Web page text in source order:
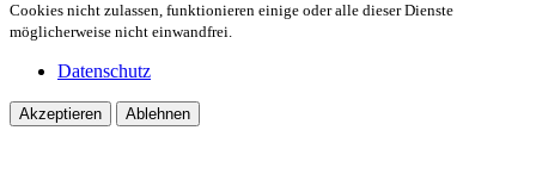
Cookies nicht zulassen, funktionieren einige oder alle dieser Dienste
möglicherweise nicht einwandfrei.
Datenschutz
Akzeptieren Ablehnen